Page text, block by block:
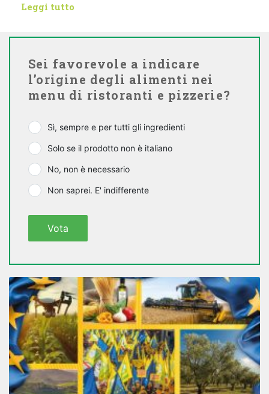
Leggi tutto
Sei favorevole a indicare
l’origine degli alimenti nei
menu di ristoranti e pizzerie?
Sì, sempre e per tutti gli ingredienti
Solo se il prodotto non è italiano
No, non è necessario
Non saprei. E' indifferente
Vota